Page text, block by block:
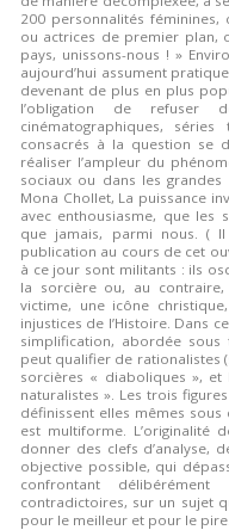
200 personnalités féminines,
ou actrices de premier plan,
pays, unissons-nous ! »
aujourd’hui assument
devenant de plus en plus
l’obligation de refuser
cinématographiques, séries
consacrés à la question se
réaliser l’ampleur du
sociaux ou dans les
Mona Chollet, La puissance
avec enthousiasme, que les
que jamais, parmi nous. (
publication au cours de cet
à ce jour sont militants : ils
la sorcière ou, au
victime, une icône
injustices de l’Histoire. Dans
simplification, abordée sous
peut qualifier de rationalistes
sorcières « diaboliques »,
naturalistes ». Les trois
définissent elles mêmes
est multiforme. L’originalité
donner des clefs d’analyse,
objective possible, qui
confrontant
contradictoires, sur un sujet
pour le meilleur et pour le pire.